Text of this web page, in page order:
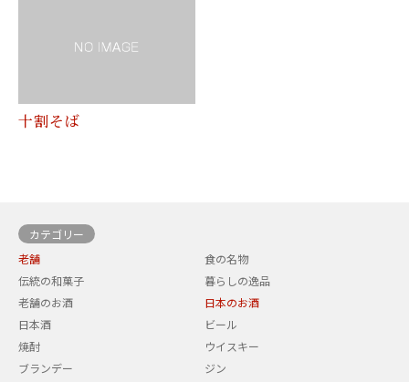
十割そば
カテゴリー
老舗
食の名物
伝統の和菓子
暮らしの逸品
老舗のお酒
日本のお酒
日本酒
ビール
焼酎
ウイスキー
ブランデー
ジン